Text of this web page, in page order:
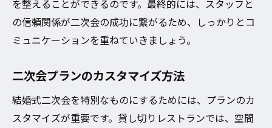
を整えることができるのです。最終的には、スタッフと
の信頼関係が二次会の成功に繋がるため、しっかりとコ
ミュニケーションを重ねていきましょう。
二次会プランのカスタマイズ方法
結婚式二次会を特別なものにするためには、プランのカ
スタマイズが重要です。貸し切りレストランでは、空間